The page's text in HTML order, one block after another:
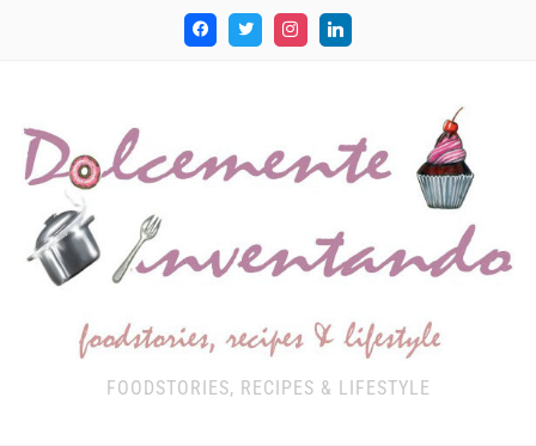
FOODSTORIES, RECIPES & LIFESTYLE